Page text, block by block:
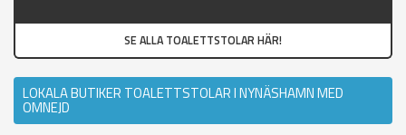
SE ALLA TOALETTSTOLAR HÄR!
LOKALA BUTIKER TOALETTSTOLAR I NYNÄSHAMN MED
OMNEJD